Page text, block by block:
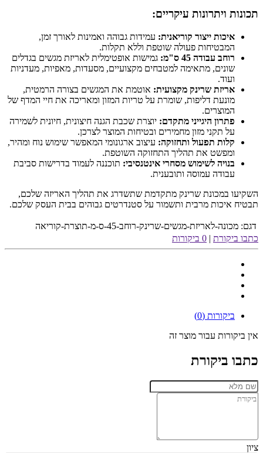
תכונות ויתרונות עיקריים:
איכות ייצור קוריאנית: עמידות גבוהה ואמינות לאורך זמן,
המבטיחות פעולה שוטפת וללא תקלות.
רוחב עבודה 45 ס"מ:
גמישות אופטימלית לאריזת מגשים בגדלים
שונים, מתאימה למטבחים מקצועיים, מסעדות, מאפיות, מעדניות
ועוד.
אריזת שרינק מקצועית: אוטמת את המגשים בצורה הרמטית,
מונעת דליפות, שומרת על טריות המזון ומאריכה את חיי המדף של
המוצרים.
פתרון היגייני מתקדם: יוצרת שכבת הגנה חיצונית, חיונית לשמירה
על תקני מזון מחמירים ובטיחות המוצר לצרכן.
קלות תפעול ותחזוקה: עיצוב ארגונומי המאפשר שימוש נוח ומהיר,
ומפשט את תהליך התחזוקה השוטפת.
בנויה לשימוש מסחרי אינטנסיבי: תוכננה לעמוד בדרישות סביבת
עבודה עמוסה ותובענית.
השקיעו במכונת שרינק מתקדמת שתשדרג את תהליך האריזה שלכם,
תבטיח איכות מרבית ותשמור על סטנדרטים גבוהים בבית העסק שלכם.
דגם: מכונה-לאריזת-מגשים-שרינק-רוחב-45-ס-מ-תוצרת-קוריאה
כתבו ביקורת | 0 ביקורות
ביקורות (0)
אין ביקורות עבור מוצר זה
כתבו ביקורת
ציון